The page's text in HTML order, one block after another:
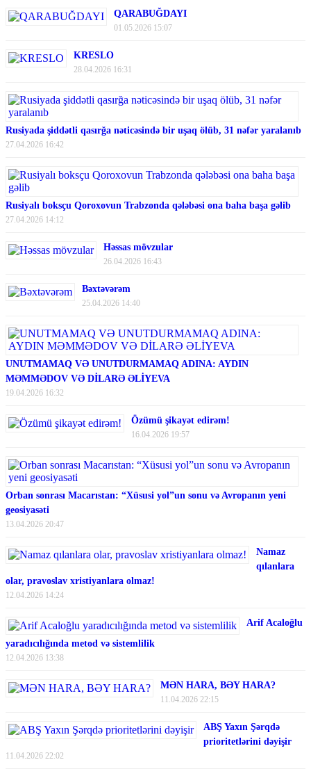
QARABUĞDAYI
01.05.2026 15:07
KRESLO
28.04.2026 16:31
Rusiyada şiddətli qasırğa nəticəsində bir uşaq ölüb, 31 nəfər yaralanıb
27.04.2026 16:42
Rusiyalı boksçu Qoroxovun Trabzonda qələbəsi ona baha başa gəlib
27.04.2026 14:12
Həssas mövzular
26.04.2026 16:43
Bəxtəvərəm
25.04.2026 14:40
UNUTMAMAQ VƏ UNUTDURMAMAQ ADINA: AYDIN
MƏMMƏDOV VƏ DİLARƏ ƏLİYEVA
19.04.2026 16:32
Özümü şikayət edirəm!
16.04.2026 19:57
Orban sonrası Macarıstan: “Xüsusi yol”un sonu və Avropanın yeni
geosiyasəti
13.04.2026 20:47
Namaz
qılanlara
olar, pravoslav xristiyanlara olmaz!
12.04.2026 14:24
Arif Acaloğlu
yaradıcılığında metod və sistemlilik
12.04.2026 13:38
MƏN HARA, BƏY HARA?
11.04.2026 22:15
ABŞ Yaxın Şərqdə
prioritetlərini dəyişir
11.04.2026 22:02